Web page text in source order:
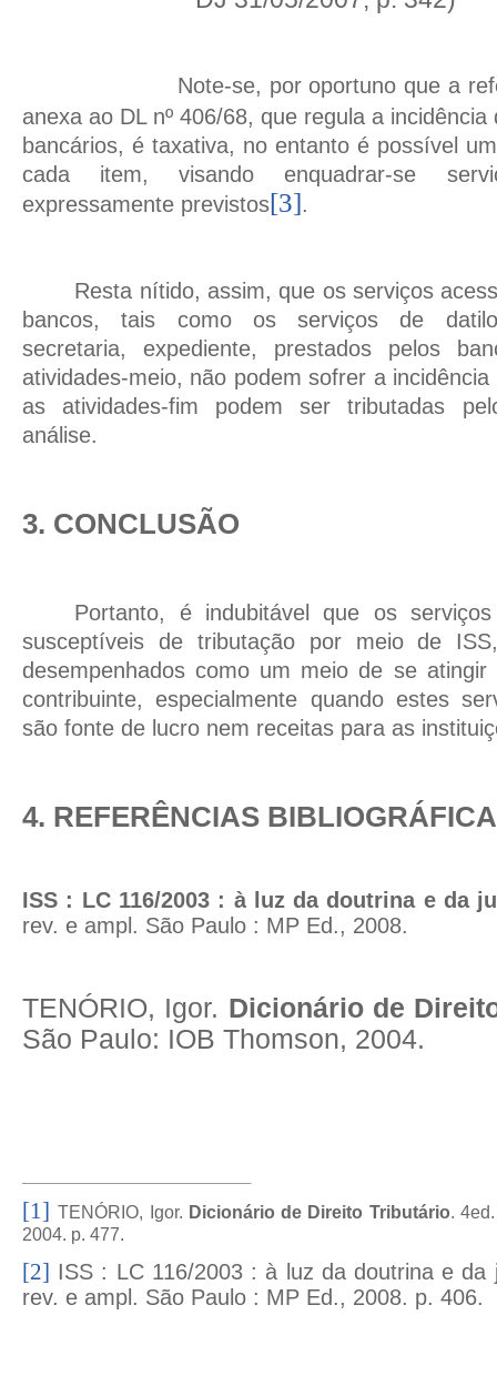
Note-se, por oportuno que a
anexa ao DL nº 406/68, que regula a
bancários, é taxativa, no entanto é possível
cada item, visando enquadrar-se
expressamente previstos[3].
Resta nítido, assim, que os serviços
bancos, tais como os serviços de
secretaria, expediente, prestados pelos
atividades-meio, não podem sofrer a
as atividades-fim podem ser tributadas
análise.
3. CONCLUSÃO
Portanto, é indubitável que os
susceptíveis de tributação por meio de
desempenhados como um meio de se atingir
contribuinte, especialmente quando estes
são fonte de lucro nem receitas para as
4. REFERÊNCIAS
ISS : LC 116/2003 : à luz da doutrina e da
rev. e ampl. São Paulo : MP Ed., 2008.
TENÓRIO, Igor. Dicionário de
São Paulo: IOB Thomson, 2004.
[1] TENÓRIO, Igor. Dicionário de Direito Tributário.
2004. p. 477.
[2] ISS : LC 116/2003 : à luz da doutrina e da
rev. e ampl. São Paulo : MP Ed., 2008. p. 406.